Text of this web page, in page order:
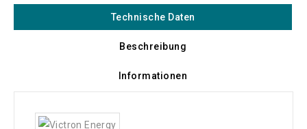
Technische Daten
Beschreibung
Informationen